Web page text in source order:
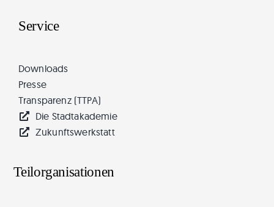
Service
Downloads
Presse
Transparenz (TTPA)
Die Stadtakademie
Zukunftswerkstatt
Teilorganisationen